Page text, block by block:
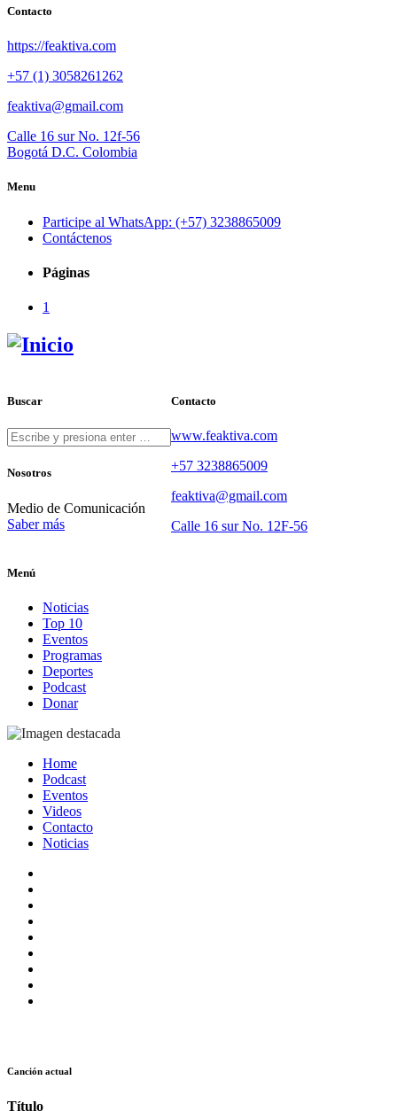
Contacto
https://feaktiva.com
+57 (1) 3058261262
feaktiva@gmail.com
Calle 16 sur No. 12f-56
Bogotá D.C. Colombia
Menu
Participe al WhatsApp: (+57) 3238865009
Contáctenos
Páginas
1
Buscar Contacto
www.feaktiva.com
+57 3238865009
feaktiva@gmail.com
Calle 16 sur No. 12F-56
Nosotros
Medio de Comunicación
Saber más
Menú
Noticias
Top 10
Eventos
Programas
Deportes
Podcast
Donar
Home
Podcast
Eventos
Videos
Contacto
Noticias
Canción actual
Título